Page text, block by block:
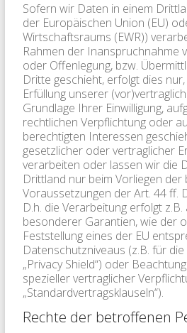
Sofern wir Daten in einem
der Europäischen Union (EU)
Wirtschaftsraums (EWR))
Rahmen der Inanspruchnahme
oder Offenlegung, bzw.
Dritte geschieht, erfolgt dies
Erfüllung unserer
Grundlage Ihrer Einwilligung,
rechtlichen Verpflichtung oder
berechtigten Interessen
gesetzlicher oder vertraglicher
verarbeiten oder lassen wir die
Drittland nur beim Vorliegen
Voraussetzungen der Art. 44 ff.
D.h. die Verarbeitung erfolgt
besonderer Garantien, wie der
Feststellung eines der EU
Datenschutzniveaus (z.B. für
„Privacy Shield“) oder
spezieller vertraglicher
„Standardvertragsklauseln“).
Rechte der betroffenen